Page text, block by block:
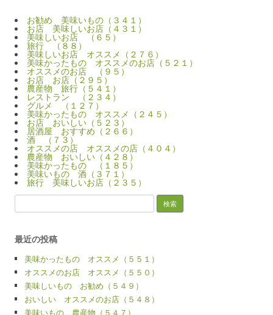
お勧め 美味いもの（３４１）
お店 美味しいお店（４３１）
美味しいお店 （６５）
旅行 （８８）
美味しいお店 オススメ（２７６）
美味かったもの オススメのお店（５２１）
オススメのお店 （９５）
お店 お店（２９５）
農産物 旅行（５４１）
レストラン （２３４）
グルメ （１２７）
美味かったもの オススメ（２４５）
お店 おいしい（５２３）
居酒屋 おすすめ（２６６）
酒 （７３）
オススメの店 オススメの店（４０４）
農産物 おいしい（４２８）
美味かったもの （１８５）
美味いもの 酒（３７１）
旅行 美味しいお店（２３５）
索:
最近の投稿
美味かったもの オススメ（５５１）
オススメのお店 オススメ（５５０）
美味しいもの お勧め（５４９）
おいしい オススメのお店（５４８）
美味いもの 農産物（５４７）